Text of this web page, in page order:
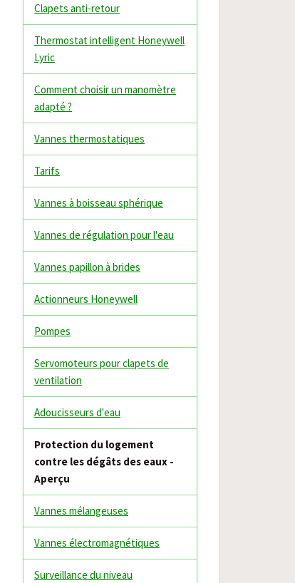
Clapets anti-retour
Thermostat intelligent Honeywell
Lyric
Comment choisir un manomètre
adapté ?
Vannes thermostatiques
Tarifs
Vannes à boisseau sphérique
Vannes de régulation pour l'eau
Vannes papillon à brides
Actionneurs Honeywell
Pompes
Servomoteurs pour clapets de
ventilation
Adoucisseurs d'eau
Protection du logement
contre les dégâts des eaux -
Aperçu
Vannes mélangeuses
Vannes électromagnétiques
Surveillance du niveau